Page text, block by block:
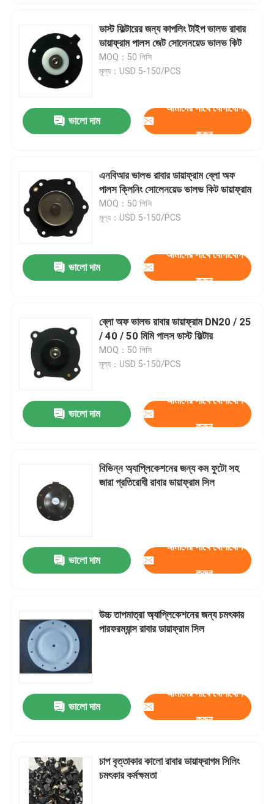
কারখানা পরিদর্শন
খবর
একটি উদ্ধৃতি অনুরোধ করুন
রাবার ডায়াফ্রাম সীল
ভালভ রাবার ডায়াফ্রাম
ডাস্ট ফিল্টারের জন্য কাপলিং টাইপ ভালভ রাবার
ডায়াফ্রাম পালস জেট সোলেনয়েড ভালভ কিট
MOQ：50 পিসি
মূল্য：USD 5-150/PCS
ভালো দাম
আমাদের সাথে যোগাযোগ
করুন
এনবিআর ভালভ রাবার ডায়াফ্রাম ব্লো অফ
পালস ক্লিনিং সোলেনয়েড ভালভ কিট ডায়াফ্রাম
MOQ：50 পিসি
মূল্য：USD 5-150/PCS
ভালো দাম
আমাদের সাথে যোগাযোগ
করুন
ব্লো অফ ভালভ রাবার ডায়াফ্রাম DN20 / 25
/ 40 / 50 মিমি পালস ডাস্ট ফিল্টার
MOQ：50 পিসি
মূল্য：USD 5-150/PCS
ভালো দাম
আমাদের সাথে যোগাযোগ
করুন
বিভিন্ন অ্যাপ্লিকেশনের জন্য কম ফুটো সহ
জারা প্রতিরোধী রাবার ডায়াফ্রাম সিল
ভালো দাম
আমাদের সাথে যোগাযোগ
করুন
উচ্চ তাপমাত্রা অ্যাপ্লিকেশনের জন্য চমৎকার
পারফরম্যান্স রাবার ডায়াফ্রাম সিল
ভালো দাম
আমাদের সাথে যোগাযোগ
করুন
চাপ বৃত্তাকার কালো রাবার ডায়াফ্রাগম সিলিং
চমৎকার কর্মক্ষমতা